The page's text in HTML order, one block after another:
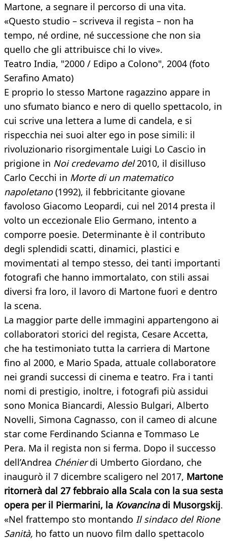
Martone, a segnare il percorso di una vita.
«Questo studio – scriveva il regista – non ha
tempo, né ordine, né successione che non sia
quello che gli attribuisce chi lo vive».
Teatro India, "2000 / Edipo a Colono", 2004 (foto
Serafino Amato)
E proprio lo stesso Martone ragazzino appare in
uno sfumato bianco e nero di quello spettacolo, in
cui scrive una lettera a lume di candela, e si
rispecchia nei suoi alter ego in pose simili: il
rivoluzionario risorgimentale Luigi Lo Cascio in
prigione in Noi credevamo del2010, il disilluso
Carlo Cecchi in Morte di un matematico
napoletano(1992), il febbricitante giovane
favoloso Giacomo Leopardi, cui nel 2014 presta il
volto un eccezionale Elio Germano, intento a
comporre poesie. Determinante è il contributo
degli splendidi scatti, dinamici, plastici e
movimentati al tempo stesso, dei tanti importanti
fotografi che hanno immortalato, con stili assai
diversi fra loro, il lavoro di Martone fuori e dentro
la scena.
La maggior parte delle immagini appartengono ai
collaboratori storici del regista, Cesare Accetta,
che ha testimoniato tutta la carriera di Martone
fino al 2000, e Mario Spada, attuale collaboratore
nei grandi successi di cinema e teatro. Fra i tanti
nomi di prestigio, inoltre, i fotografi più assidui
sono Monica Biancardi, Alessio Bulgari, Alberto
Novelli, Simona Cagnasso, con il cameo di alcune
star come Ferdinando Scianna e Tommaso Le
Pera. Ma il regista non si ferma. Dopo il successo
dell’Andrea Chénierdi Umberto Giordano, che
inaugurò il 7 dicembre scaligero nel 2017, Martone
ritornerà dal 27 febbraio alla Scala con la sua sesta
opera per il Piermarini, la Kovancinadi Musorgskij.
«Nel frattempo sto montando Il sindaco del Rione
Sanità, ho fatto un nuovo film dallo spettacolo